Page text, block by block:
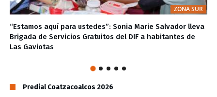
ZONA SUR
“Estamos aquí para ustedes”: Sonia Marie Salvador lleva
Brigada de Servicios Gratuitos del DIF a habitantes de
Las Gaviotas
Predial Coatzacoalcos 2026